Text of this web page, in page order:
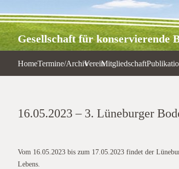
Gesellschaft für konservierende
HomeTermine/ArchivVereinMitgliedschaft
16.05.2023 – 3. Lüneburger
Vom 16.05.2023 bis zum 17.05.2023 findet der
Lebens.